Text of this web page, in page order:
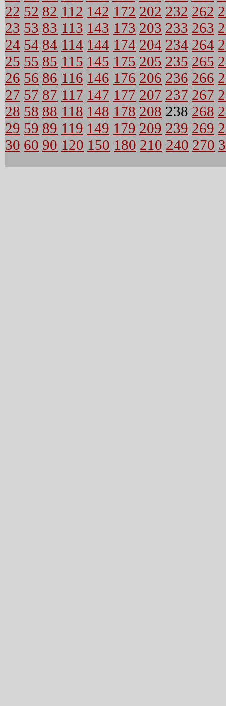
22 52 82 112 142 172 202 232 262
23 53 83 113 143 173 203 233 263
24 54 84 114 144 174 204 234 264
25 55 85 115 145 175 205 235 265
26 56 86 116 146 176 206 236 266
27 57 87 117 147 177 207 237 267
28 58 88 118 148 178 208 238 268
29 59 89 119 149 179 209 239 269
30 60 90 120 150 180 210 240 270